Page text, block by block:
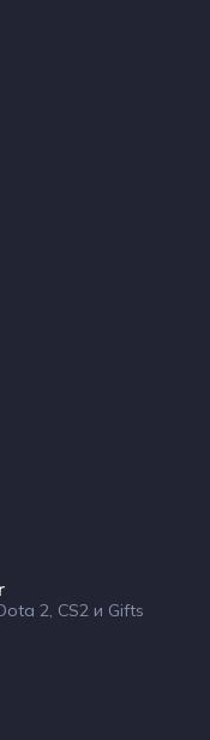
2, CS2 и Gifts